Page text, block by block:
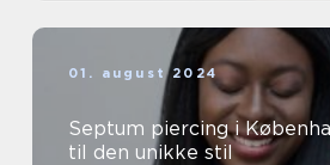
01. august 2024
Septum piercing i
til den unikke stil